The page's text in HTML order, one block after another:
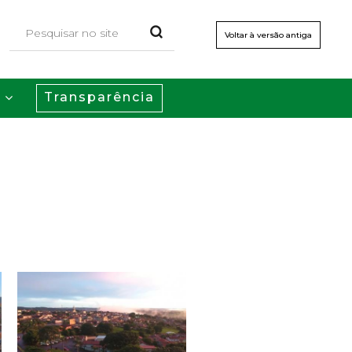
Voltar à versão antiga
Transparência